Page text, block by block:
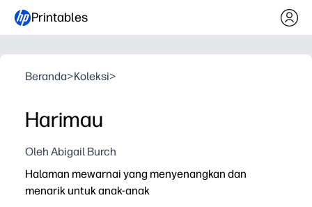
Printables
Beranda>Koleksi>
Harimau
Oleh Abigail Burch
Halaman mewarnai yang menyenangkan dan
menarik untuk anak-anak